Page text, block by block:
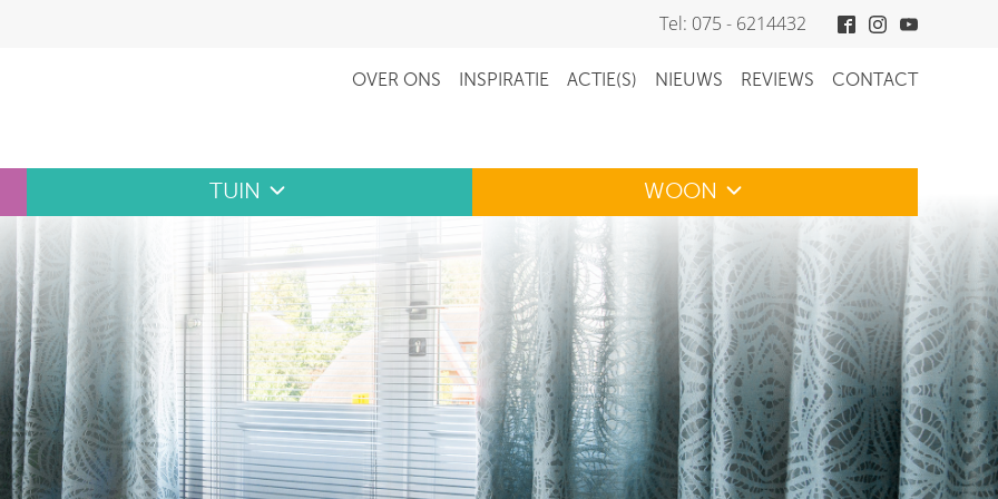
Tel: 075 - 6214432
OVER ONS INSPIRATIE ACTIE(S) NIEUWS REVIEWS CONTACT
TUIN WOON